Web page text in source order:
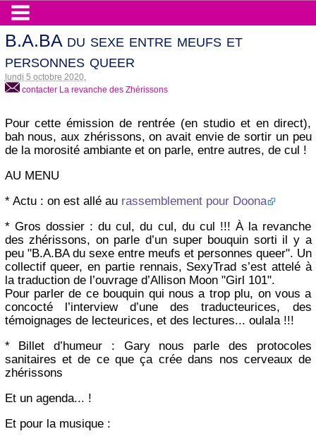
B.A.BA du sexe entre meufs et
personnes queer
lundi 5 octobre 2020
contacter La revanche des Zhérissons
Pour cette émission de rentrée (en studio et en direct),
bah nous, aux zhérissons, on avait envie de sortir un peu
de la morosité ambiante et on parle, entre autres, de cul !
AU MENU
* Actu : on est allé au rassemblement pour Doona
* Gros dossier : du cul, du cul, du cul !!! À la revanche
des zhérissons, on parle d’un super bouquin sorti il y a
peu "B.A.BA du sexe entre meufs et personnes queer". Un
collectif queer, en partie rennais, SexyTrad s’est attelé à
la traduction de l’ouvrage d’Allison Moon "Girl 101".
Pour parler de ce bouquin qui nous a trop plu, on vous a
concocté l’interview d’une des traducteurices, des
témoignages de lecteurices, et des lectures... oulala !!!
* Billet d’humeur : Gary nous parle des protocoles
sanitaires et de ce que ça crée dans nos cerveaux de
zhérissons
Et un agenda... !
Et pour la musique :